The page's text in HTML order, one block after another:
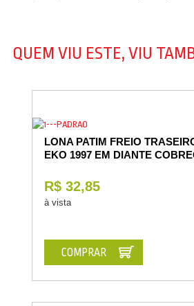
QUEM VIU ESTE, VIU
LONA PATIM FREIO
EKO 1997 EM DIANTE
R$ 32,85
à vista
COMPRAR